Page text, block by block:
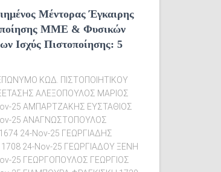
Μέντορας Έγκαιρης
ΜΜΕ & Φυσικών
Ισχύς Πιστοποίησης: 5
ΚΩΔ. ΠΙΣΤΟΠΟΙΗΤΙΚΟΥ
ΑΛΕΞΟΠΟΥΛΟΣ ΜΑΡΙΟΣ
25 ΑΜΠΑΡΤΖΑΚΗΣ ΕΥΣΤΑΘΙΟΣ
25 ΑΝΑΓΝΩΣΤΟΠΟΥΛΟΣ
24-Nov-25 ΓΕΩΡΓΙΑΔΗΣ
1708 24-Nov-25 ΓΕΩΡΓΙΑΔΟΥ ΞΕΝΗ
25 ΓΕΩΡΓΟΠΟΥΛΟΣ ΓΕΩΡΓΙΟΣ